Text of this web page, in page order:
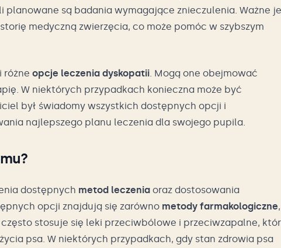
planowane są badania wymagające znieczulenia. Ważne
medyczną zwierzęcia, co może pomóc w szybszym
różne opcje leczenia dyskopatii. Mogą one obejmować
W niektórych przypadkach konieczna może być
był świadomy wszystkich dostępnych opcji i
najlepszego planu leczenia dla swojego pupila.
dostępnych metod leczenia oraz dostosowania
opcji znajdują się zarówno metody farmakologiczne,
stosuje się leki przeciwbólowe i przeciwzapalne,
psa. W niektórych przypadkach, gdy stan zdrowia psa